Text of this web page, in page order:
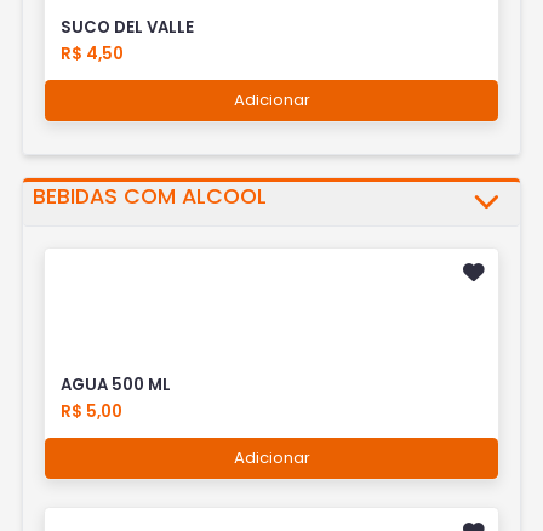
SUCO DEL VALLE
R$ 4,50
Adicionar
BEBIDAS COM ALCOOL
AGUA 500 ML
R$ 5,00
Adicionar